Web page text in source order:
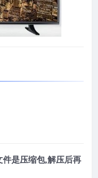
是压缩包,解压后再